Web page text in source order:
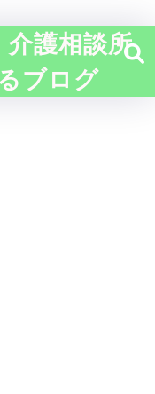
介護相談所
ブログ